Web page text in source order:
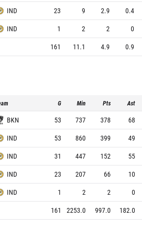
IND 23 9 2.9
0.4
IND 1 2 2
0
161 11.1 4.9 0.9
G Min Pts Ast
BKN 53 737 378
68
IND 53 860 399
49
IND 31 447 152
55
IND 23 207 66
10
IND 1 2 2
0
161 2253.0 997.0 182.0